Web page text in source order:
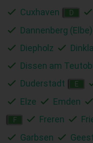
Cuxhaven
D
Dannenberg (Elbe)
Diepholz
Dissen am
Duderstadt
E
Elze
Emden
F Freren
Garbsen